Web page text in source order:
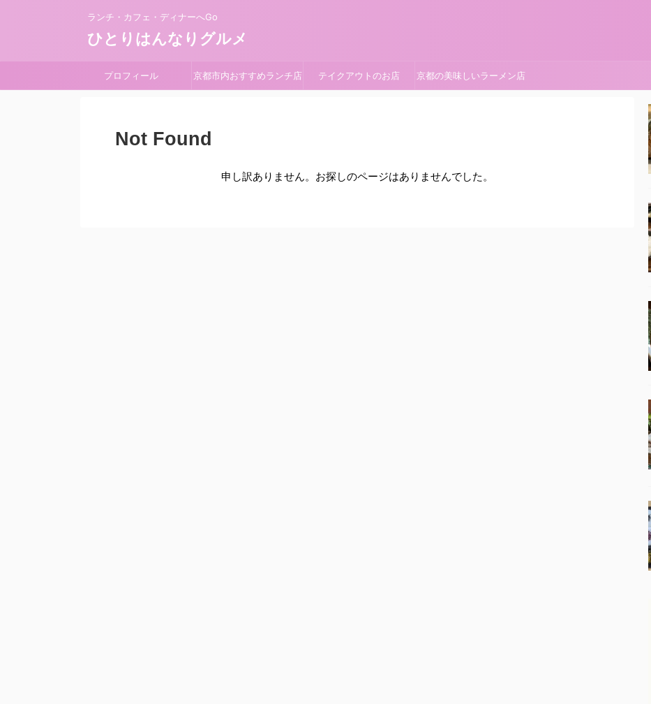
ランチ・カフェ・ディナーへGo
ひとりはんなりグルメ
プロフィール 京都市内おすすめランチ店 テイクアウトのお店 京都の美味しいラーメン店
Not Found
申し訳ありません。お探しのページはありませんでした。